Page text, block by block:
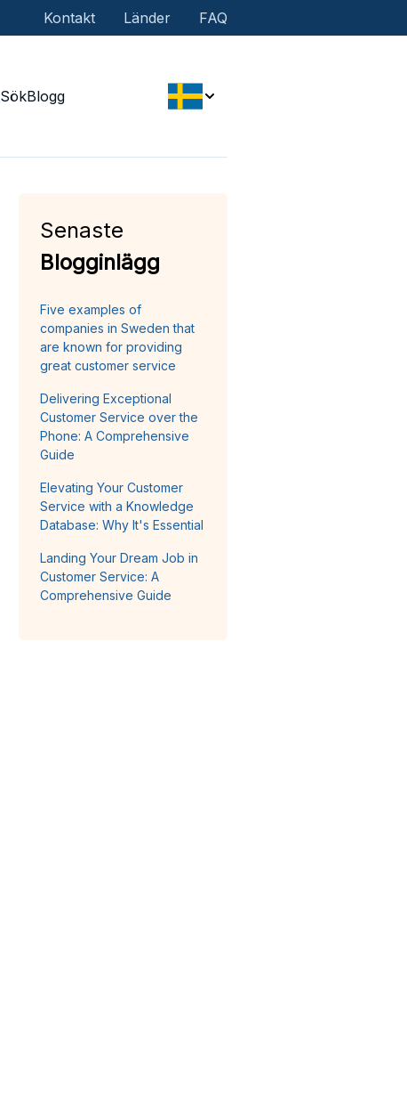
Kontakt Länder FAQ
SökBlogg
Senaste
Blogginlägg
Five examples of
companies in Sweden that
are known for providing
great customer service
Delivering Exceptional
Customer Service over the
Phone: A Comprehensive
Guide
Elevating Your Customer
Service with a Knowledge
Database: Why It's Essential
Landing Your Dream Job in
Customer Service: A
Comprehensive Guide